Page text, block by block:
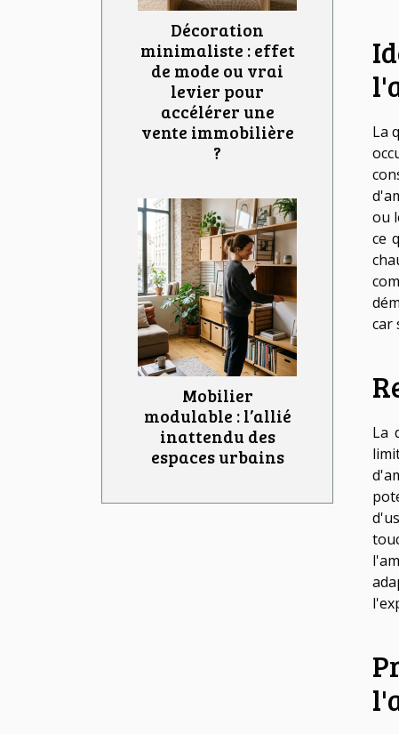
Décoration
minimaliste : effet
de mode ou vrai
levier pour
accélérer une
vente immobilière
?
Mobilier
modulable : l’allié
inattendu des
espaces urbains
La
ou
ce
car
La